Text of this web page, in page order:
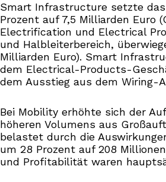
Smart Infrastructure setzte
Prozent auf 7,5 Milliarden Euro
Electrification und Electrical
und Halbleiterbereich,
Milliarden Euro). Smart
dem Electrical-Products-
dem Ausstieg aus dem
Bei Mobility erhöhte sich der
höheren Volumens aus
belastet durch die
um 28 Prozent auf 208
und Profitabilität waren